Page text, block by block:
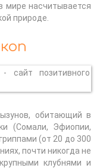
мире насчитывается
природе.
обитающий в
(Сомали, Эфиопии,
(от 20 до 300
почти никогда не
клубнями и